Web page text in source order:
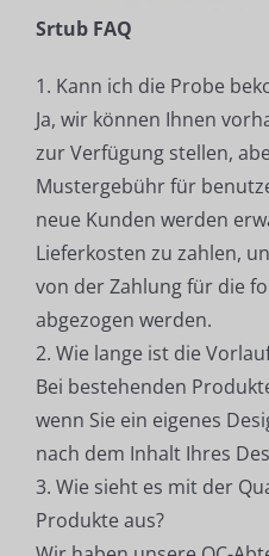
Srtub FAQ
1. Kann ich die Probe
Ja, wir können Ihnen
zur Verfügung stellen,
Mustergebühr für
neue Kunden werden
Lieferkosten zu zahlen,
von der Zahlung für die
abgezogen werden.
2. Wie lange ist die
Bei bestehenden
wenn Sie ein eigenes
nach dem Inhalt Ihres
3. Wie sieht es mit der
Produkte aus?